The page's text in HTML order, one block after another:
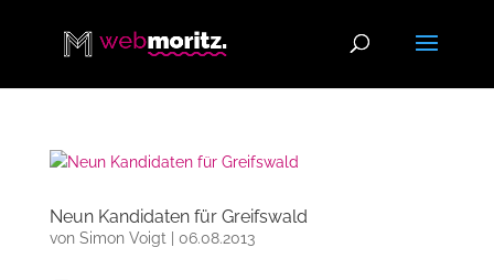
Neun Kandidaten für Greifswald
von Simon Voigt 06.08.2013